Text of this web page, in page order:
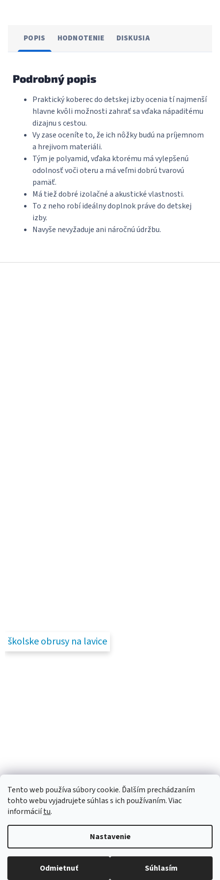
Tento web používa súbory cookie. Ďalším prechádzaním
tohto webu vyjadrujete súhlas s ich používaním. Viac
informáciítu.
Nastavenie
Odmietnuť Súhlasím
Robíme všetko pre to, aby sme vaše objednávky doručili
čo najskôr. Ospravedlňujeme sa za prípadné oneskorenie
POPIS HODNOTENIE DISKUSIA
Podrobný popis
Praktický koberec do detskej izby ocenia tí najmenší
hlavne kvôli možnosti zahrať sa vďaka nápaditému
dizajnu s cestou.
Vy zase oceníte to, že ich nôžky budú na príjemnom
a hrejivom materiáli.
Tým je polyamid, vďaka ktorému má vylepšenú
odolnosť voči oteru a má veľmi dobrú tvarovú
pamäť.
Má tiež dobré izolačné a akustické vlastnosti.
To z neho robí ideálny doplnok práve do detskej
izby.
Navyše nevyžaduje ani náročnú údržbu.
školske obrusy na lavice
Vytvoril Shoptet
Copyright 2026Luana e-shop . Všetky práva vyhradené.